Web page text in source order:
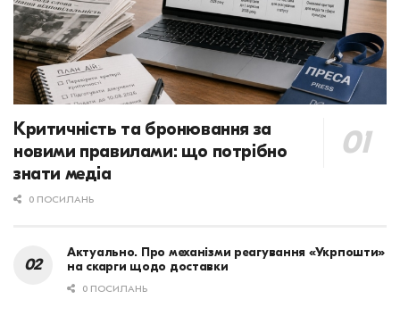
Критичність та бронювання за
новими правилами: що потрібно
знати медіа
0 ПОСИЛАНЬ
Актуально. Про механізми реагування «Укрпошти»
на скарги щодо доставки
0 ПОСИЛАНЬ